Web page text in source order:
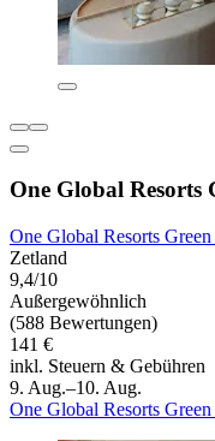
One Global Resorts
One Global Resorts Green
Zetland
9,4/10
Außergewöhnlich
(588 Bewertungen)
141 €
inkl. Steuern & Gebühren
9. Aug.–10. Aug.
One Global Resorts Green